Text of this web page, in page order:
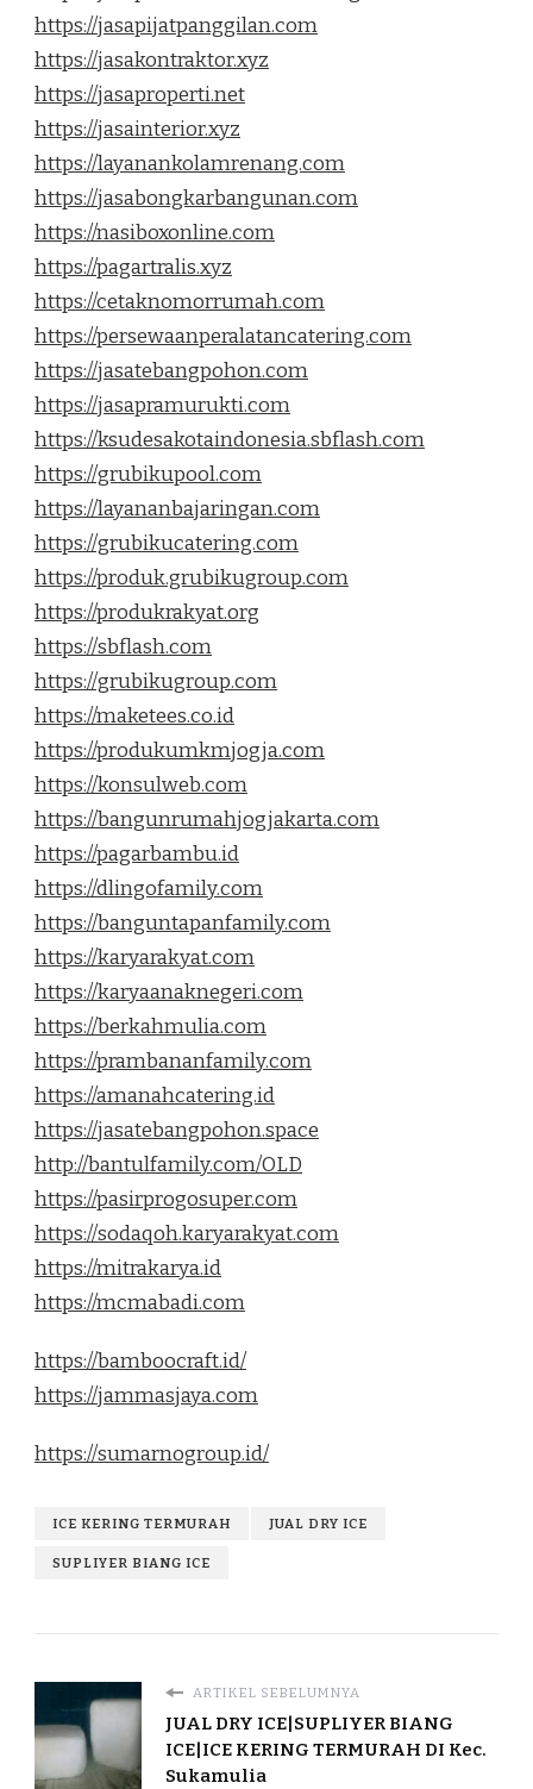
https://jasapijatpanggilan.com
https://jasakontraktor.xyz
https://jasaproperti.net
https://jasainterior.xyz
https://layanankolamrenang.com
https://jasabongkarbangunan.com
https://nasiboxonline.com
https://pagartralis.xyz
https://cetaknomorrumah.com
https://persewaanperalatancatering.com
https://jasatebangpohon.com
https://jasapramurukti.com
https://ksudesakotaindonesia.sbflash.com
https://grubikupool.com
https://layananbajaringan.com
https://grubikucatering.com
https://produk.grubikugroup.com
https://produkrakyat.org
https://sbflash.com
https://grubikugroup.com
https://maketees.co.id
https://produkumkmjogja.com
https://konsulweb.com
https://bangunrumahjogjakarta.com
https://pagarbambu.id
https://dlingofamily.com
https://banguntapanfamily.com
https://karyarakyat.com
https://karyaanaknegeri.com
https://berkahmulia.com
https://prambananfamily.com
https://amanahcatering.id
https://jasatebangpohon.space
http://bantulfamily.com/OLD
https://pasirprogosuper.com
https://sodaqoh.karyarakyat.com
https://mitrakarya.id
https://mcmabadi.com
https://bamboocraft.id/
https://jammasjaya.com
https://sumarnogroup.id/
ICE KERING TERMURAH JUAL DRY ICE
SUPLIYER BIANG ICE
ARTIKEL SEBELUMNYA
JUAL DRY ICE|SUPLIYER BIANG
ICE|ICE KERING TERMURAH DI Kec.
Sukamulia